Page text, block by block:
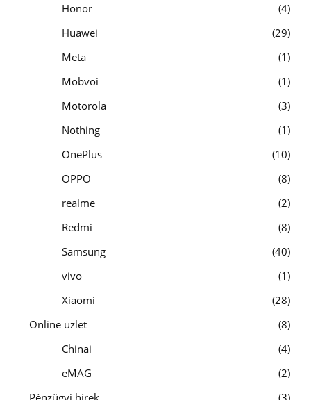
Honor
4
Huawei
29
Meta
1
Mobvoi
1
Motorola
3
Nothing
1
OnePlus
10
OPPO
8
realme
2
Redmi
8
Samsung
40
vivo
1
Xiaomi
28
Online üzlet
8
Chinai
4
eMAG
2
Pénzügyi hírek
3